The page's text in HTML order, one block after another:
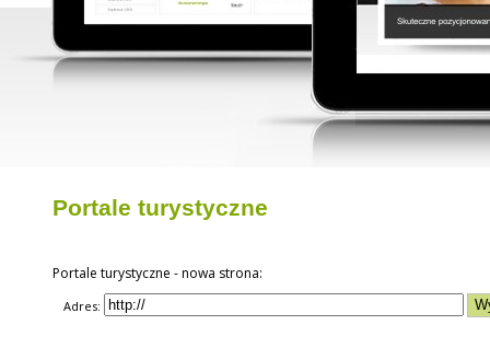
Portale turystyczne
Portale turystyczne - nowa strona:
Adres: